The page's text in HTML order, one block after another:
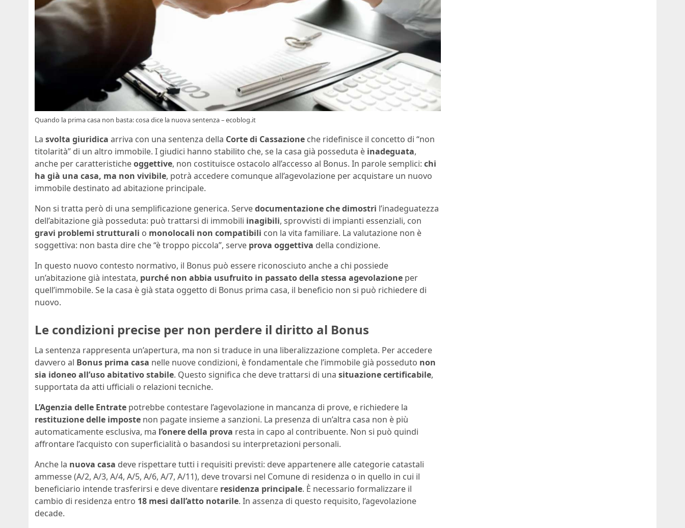
Quando la prima casa non basta: cosa dice la nuova sentenza – ecoblog.it
La svolta giuridica arriva con una sentenza della Corte di Cassazione che ridefinisce il concetto di “non
titolarità” di un altro immobile. I giudici hanno stabilito che, se la casa già posseduta è inadeguata,
anche per caratteristicheoggettive, non costituisce ostacolo all’accesso al Bonus. In parole semplici: chi
ha già una casa, ma non vivibile, potrà accedere comunque all’agevolazione per acquistare un nuovo
immobile destinato ad abitazione principale.
Non si tratta però di una semplificazione generica. Servedocumentazione che dimostri l’inadeguatezza
dell’abitazione già posseduta: può trattarsi di immobili inagibili, sprovvisti di impianti essenziali, con
gravi problemi strutturali o monolocali non compatibili con la vita familiare. La valutazione non è
soggettiva: non basta dire che “è troppo piccola”, serve prova oggettiva della condizione.
In questo nuovo contesto normativo, il Bonus può essere riconosciuto anche a chi possiede
un’abitazione già intestata, purché non abbia usufruito in passato della stessa agevolazione per
quell’immobile. Se la casa è già stata oggetto di Bonus prima casa, il beneficio non si può richiedere di
nuovo.
Le condizioni precise per non perdere il diritto al Bonus
La sentenza rappresenta un’apertura, ma non si traduce in una liberalizzazione completa. Per accedere
davvero al Bonus prima casa nelle nuove condizioni, è fondamentale che l’immobile già posseduto non
sia idoneo all’uso abitativo stabile. Questo significa che deve trattarsi di una situazione certificabile,
supportata da atti ufficiali o relazioni tecniche.
L’Agenzia delle Entrate potrebbe contestare l’agevolazione in mancanza di prove, e richiedere la
restituzione delle imposte non pagate insieme a sanzioni. La presenza di un’altra casa non è più
automaticamente esclusiva, ma l’onere della prova resta in capo al contribuente. Non si può quindi
affrontare l’acquisto con superficialità o basandosi su interpretazioni personali.
Anche la nuova casa deve rispettare tutti i requisiti previsti: deve appartenere alle categorie catastali
ammesse (A/2, A/3, A/4, A/5, A/6, A/7, A/11), deve trovarsi nel Comune di residenza o in quello in cui il
beneficiario intende trasferirsi e deve diventare residenza principale. È necessario formalizzare il
cambio di residenza entro 18 mesi dall’atto notarile. In assenza di questo requisito, l’agevolazione
decade.